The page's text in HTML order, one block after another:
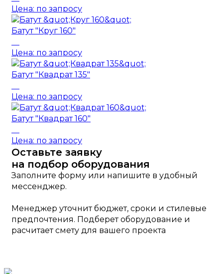
Цена: по запросу
Батут "Круг 160"
Цена: по запросу
Батут "Квадрат 135"
Цена: по запросу
Батут "Квадрат 160"
Цена: по запросу
Оставьте заявку
на подбор оборудования
Заполните форму или напишите в удобный
мессенджер.
Менеджер уточнит бюджет, сроки и стилевые
предпочтения. Подберет оборудование и
расчитает смету для вашего проекта